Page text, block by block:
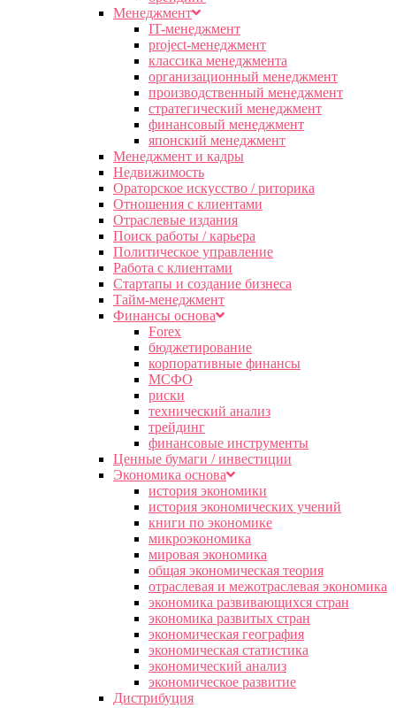
Менеджмент
IT-менеджмент
project-менеджмент
классика менеджмента
организационный менеджмент
производственный менеджмент
стратегический менеджмент
финансовый менеджмент
японский менеджмент
Менеджмент и кадры
Недвижимость
Ораторское искусство / риторика
Отношения с клиентами
Отраслевые издания
Поиск работы / карьера
Политическое управление
Работа с клиентами
Стартапы и создание бизнеса
Тайм-менеджмент
Финансы основа
Forex
бюджетирование
корпоративные финансы
МСФО
риски
технический анализ
трейдинг
финансовые инструменты
Ценные бумаги / инвестиции
Экономика основа
история экономики
история экономических учений
книги по экономике
микроэкономика
мировая экономика
общая экономическая теория
отраслевая и межотраслевая экономика
экономика развивающихся стран
экономика развитых стран
экономическая география
экономическая статистика
экономический анализ
экономическое развитие
Дистрибуция